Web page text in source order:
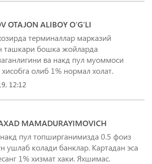
OTAJON ALIBOY O‘G‘LI
терминаллар марказий
ташкари бошка жойларда
ва накд пул муоммоси
олиб 1% нормал холат.
12:12
MAMADURAYIMOVICH
пул топширганимизда 0.5 фоиз
ушлаб колади банклар. Картадан эса
1% хизмат хаки. Яхшимас.